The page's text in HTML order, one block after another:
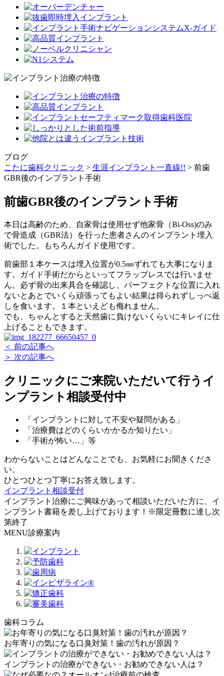
ブログ
こたに歯科クリニック > 生涯インプラント一直線!! > 前歯
GBR後のインプラント手術
前歯GBR後のインプラント手術
本日は高齢のため、自家骨は使用せず他家骨（Bi-Oss)のみ
で骨造成（GBR法）を行った患者さんのインプラント埋入
術でした。もちろんガイド使用です。
前歯部１本ケースは埋入位置が0.5㎜ずれても大事になりま
す。ガイド手術だからといってフラップレスでは行いませ
ん。必ず骨の出来具合を確認し、パーフェクトな位置に入れ
ないとあとでいくら頑張ってもよい結果は得られずしっぺ返
しを食います。１本といえども侮れません。
でも、ちゃんとすると天然歯に負けないくらいにキレイに仕
上げることもできます。
＜ 前の記事へ
＞ 次の記事へ
クリニックにご来院いただいて行う イ
ンプラント相談受付中
「インプラントに対して不安や疑問がある」
「治療費はどのくらいかかるか知りたい」
「手術が怖い…」等
わからないことはどんなことでも、お気軽にお聞きくださ
い。
ひとつひとつ丁寧にお答え致します。
インプラント相談受付
インプラント治療にご興味があって相談いただいた方に、イ
ンプラント書籍を差し上げております！※限定冊数に達し次
第終了
MENU診療案内
歯科コラム
お年寄りの気になる口臭対策！歯の汚れが原因？
インプラントの治療ができない・お勧めできない人は？